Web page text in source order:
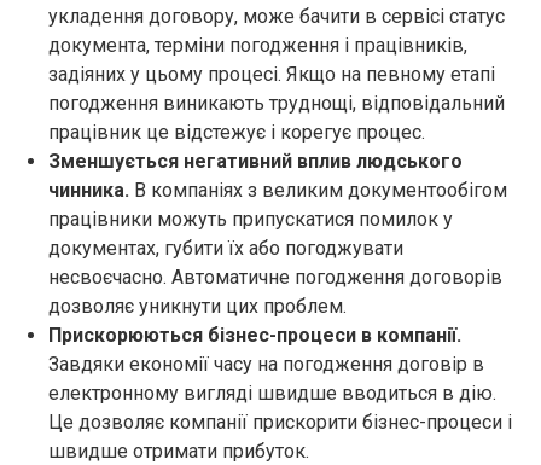
укладення договору, може бачити в сервісі статус
документа, терміни погодження і працівників,
задіяних у цьому процесі. Якщо на певному етапі
погодження виникають труднощі, відповідальний
працівник це відстежує і корегує процес.
Зменшується негативний вплив людського
чинника. В компаніях з великим документообігом
працівники можуть припускатися помилок у
документах, губити їх або погоджувати
несвоєчасно. Автоматичне погодження договорів
дозволяє уникнути цих проблем.
Прискорюються бізнес-процеси в компанії.
Завдяки економії часу на погодження договір в
електронному вигляді швидше вводиться в дію.
Це дозволяє компанії прискорити бізнес-процеси і
швидше отримати прибуток.